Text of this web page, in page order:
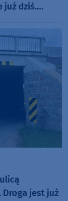
już dziś.
Droga jest już